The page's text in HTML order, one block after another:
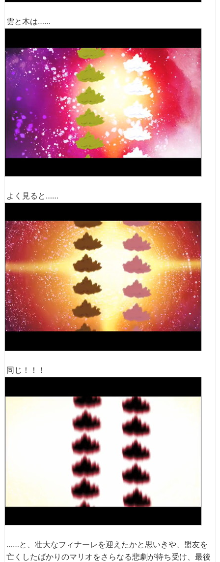
雲と木は……
よく見ると……
同じ！！！
……と、壮大なフィナーレを迎えたかと思いきや、盟友を
亡くしたばかりのマリオをさらなる悲劇が待ち受け、最後